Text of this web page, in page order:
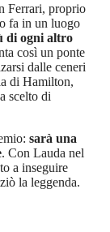
Ferrari, proprio
fa in un luogo
di ogni altro
così un ponte
dalle ceneri
di Hamilton,
scelto di
sarà una
. Con Lauda nel
a inseguire
la leggenda.